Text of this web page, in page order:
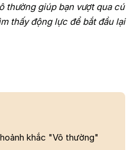
thường giúp bạn vượt qua cú
thấy động lực để bắt đầu lại
khắc "Vô thường"